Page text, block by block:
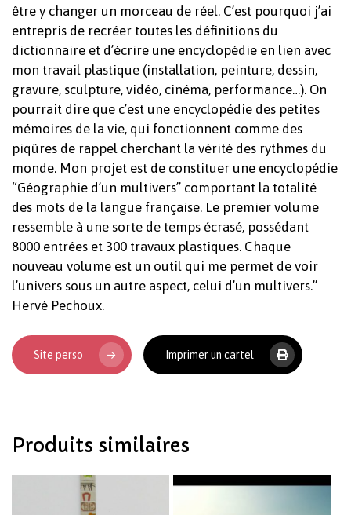
Votre panier est vide.
Revenir à l'Artotek
être y changer un morceau de réel. C’est pourquoi j’ai
entrepris de recréer toutes les définitions du
dictionnaire et d’écrire une encyclopédie en lien avec
mon travail plastique (installation, peinture, dessin,
gravure, sculpture, vidéo, cinéma, performance…). On
pourrait dire que c’est une encyclopédie des petites
mémoires de la vie, qui fonctionnent comme des
piqûres de rappel cherchant la vérité des rythmes du
monde. Mon projet est de constituer une encyclopédie
“Géographie d’un multivers” comportant la totalité
des mots de la langue française. Le premier volume
ressemble à une sorte de temps écrasé, possédant
8000 entrées et 300 travaux plastiques. Chaque
nouveau volume est un outil qui me permet de voir
l’univers sous un autre aspect, celui d’un multivers.”
Hervé Pechoux.
Site perso Imprimer un cartel
Produits similaires